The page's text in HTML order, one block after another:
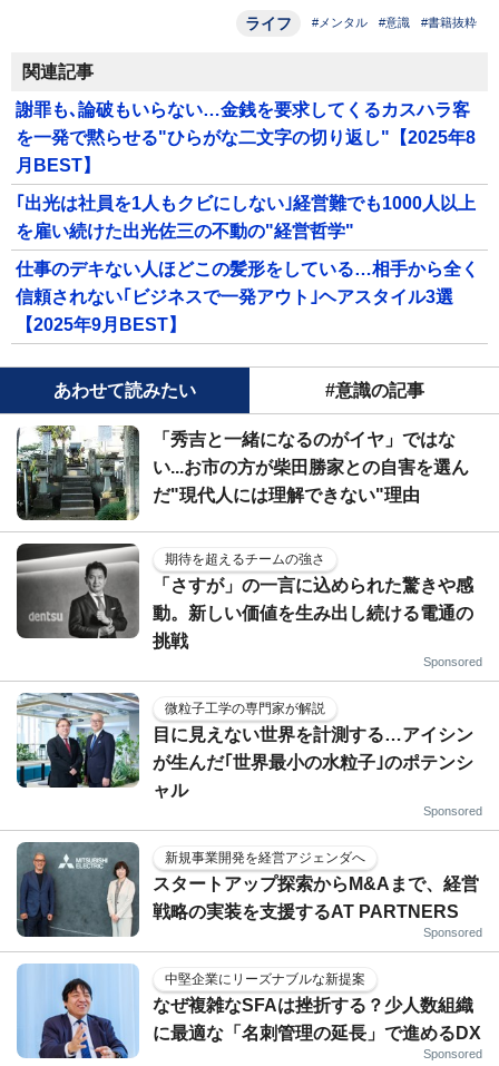
ライフ #メンタル #意識 #書籍抜粋
関連記事
謝罪も､論破もいらない…金銭を要求してくるカスハラ客
を一発で黙らせる"ひらがな二文字の切り返し"【2025年8
月BEST】
｢出光は社員を1人もクビにしない｣経営難でも1000人以上
を雇い続けた出光佐三の不動の"経営哲学"
仕事のデキない人ほどこの髪形をしている…相手から全く
信頼されない｢ビジネスで一発アウト｣ヘアスタイル3選
【2025年9月BEST】
あわせて読みたい #意識の記事
「秀吉と一緒になるのがイヤ」ではな
い...お市の方が柴田勝家との自害を選ん
だ"現代人には理解できない"理由
期待を超えるチームの強さ
「さすが」の一言に込められた驚きや感
動。新しい価値を生み出し続ける電通の
挑戦
Sponsored
微粒子工学の専門家が解説
目に見えない世界を計測する…アイシン
が生んだ｢世界最小の水粒子｣のポテンシ
ャル
Sponsored
新規事業開発を経営アジェンダへ
スタートアップ探索からM&Aまで、経営
戦略の実装を支援するAT PARTNERS
Sponsored
中堅企業にリーズナブルな新提案
なぜ複雑なSFAは挫折する？少人数組織
に最適な「名刺管理の延長」で進めるDX
Sponsored